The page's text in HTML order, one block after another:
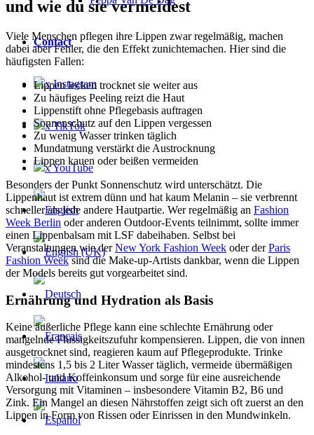
Contact
x Instagram
x TikTok
x YouTube
und wie du sie vermeidest
Viele Menschen pflegen ihre Lippen zwar regelmäßig, machen
dabei aber Fehler, die den Effekt zunichtemachen. Hier sind die
häufigsten Fallen:
Lippen lecken trocknet sie weiter aus
Zu häufiges Peeling reizt die Haut
Lippenstift ohne Pflegebasis auftragen
Sonnenschutz auf den Lippen vergessen
Zu wenig Wasser trinken täglich
Mundatmung verstärkt die Austrocknung
Lippen kauen oder beißen vermeiden
Besonders der Punkt Sonnenschutz wird unterschätzt. Die
Lippenhaut ist extrem dünn und hat kaum Melanin – sie verbrennt
schneller als jede andere Hautpartie. Wer regelmäßig an Fashion
Week Berlin oder anderen Outdoor-Events teilnimmt, sollte immer
einen Lippenbalsam mit LSF dabeihaben. Selbst bei
Veranstaltungen wie derNew York Fashion Week oder derParis
Fashion Weeksind die Make-up-Artists dankbar, wenn die Lippen
der Models bereits gut vorgearbeitet sind.
Ernährung und Hydration als Basis
Keine äußerliche Pflege kann eine schlechte Ernährung oder
mangelnde Flüssigkeitszufuhr kompensieren. Lippen, die von innen
ausgetrocknet sind, reagieren kaum auf Pflegeprodukte. Trinke
mindestens 1,5 bis 2 Liter Wasser täglich, vermeide übermäßigen
Alkohol- und Koffeinkonsum und sorge für eine ausreichende
Versorgung mit Vitaminen – insbesondere Vitamin B2, B6 und
Zink. Ein Mangel an diesen Nährstoffen zeigt sich oft zuerst an den
Lippen in Form von Rissen oder Einrissen in den Mundwinkeln.